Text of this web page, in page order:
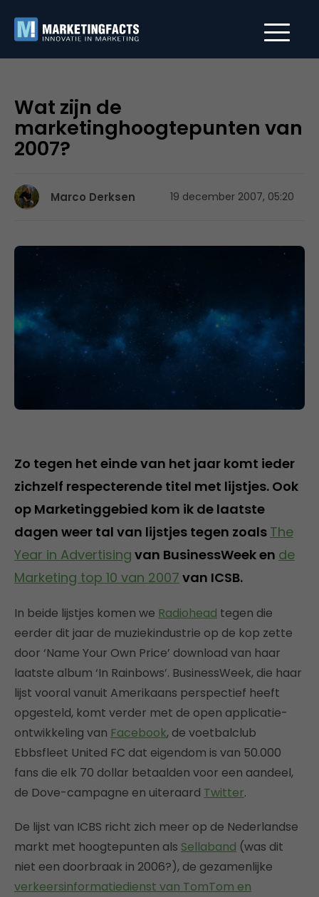
Wat zijn de
marketinghoogtepunten van
2007?
Marco Derksen 19 december 2007, 05:20
Zo tegen het einde van het jaar komt ieder
zichzelf respecterende titel met lijstjes. Ook
op Marketinggebied kom ik de laatste
dagen weer tal van lijstjes tegen zoals The
Year in Advertising van BusinessWeek en de
Marketing top 10 van 2007 van ICSB.
In beide lijstjes komen we Radiohead tegen die
eerder dit jaar de muziekindustrie op de kop zette
door ‘Name Your Own Price’ download van haar
laatste album ‘In Rainbows’. BusinessWeek, die haar
lijst vooral vanuit Amerikaans perspectief heeft
opgesteld, komt verder met de open applicatie-
ontwikkeling van Facebook, de voetbalclub
Ebbsfleet United FC dat eigendom is van 50.000
fans die elk 70 dollar betaalden voor een aandeel,
de Dove-campagne en uiteraard Twitter.
De lijst van ICBS richt zich meer op de Nederlandse
markt met hoogtepunten als Sellaband (was dit
niet een doorbraak in 2006?), de gezamenlijke
verkeersinformatiedienst van TomTom en